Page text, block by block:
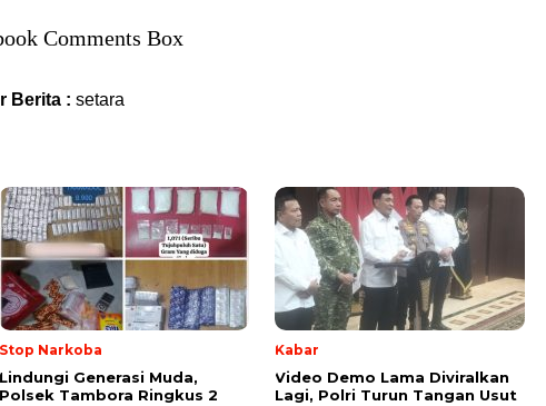
Comments Box
Berita : setara
Stop Narkoba
Lindungi Generasi Muda,
Polsek Tambora Ringkus 2
Kabar
Video Demo Lama Diviralkan
Lagi, Polri Turun Tangan Usut